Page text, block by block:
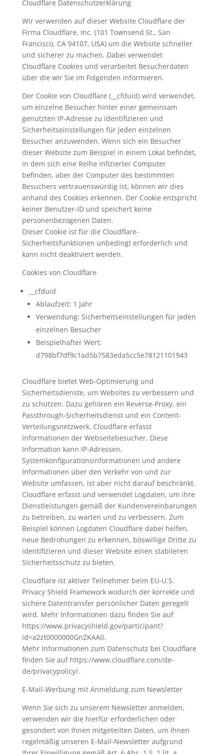
Cloudflare Datenschutzerklärung
Wir verwenden auf dieser Website Cloudflare der
Firma Cloudflare, Inc. (101 Townsend St., San
Francisco, CA 94107, USA) um die Website schneller
und sicherer zu machen. Dabei verwendet
Cloudflare Cookies und verarbeitet Besucherdaten
über die wir Sie im Folgenden informieren.
Der Cookie von Cloudflare (__cfduid) wird verwendet,
um einzelne Besucher hinter einer gemeinsam
genutzten IP-Adresse zu identifizieren und
Sicherheitseinstellungen für jeden einzelnen
Besucher anzuwenden. Wenn sich ein Besucher
dieser Website zum Beispiel in einem Lokal befindet,
in dem sich eine Reihe infizierter Computer
befinden, aber der Computer des bestimmten
Besuchers vertrauenswürdig ist, können wir dies
anhand des Cookies erkennen. Der Cookie entspricht
keiner Benutzer-ID und speichert keine
personenbezogenen Daten.
Dieser Cookie ist für die Cloudflare-
Sicherheitsfunktionen unbedingt erforderlich und
kann nicht deaktiviert werden.
Cookies von Cloudflare
__cfduid
Ablaufzeit: 1 Jahr
Verwendung: Sicherheitseinstellungen für jeden
einzelnen Besucher
Beispielhafter Wert:
d798bf7df9c1ad5b7583eda5cc5e78121101943
Cloudflare bietet Web-Optimierung und
Sicherheitsdienste, um Websites zu verbessern und
zu schützen. Dazu gehören ein Reverse-Proxy, ein
Passthrough-Sicherheitsdienst und ein Content-
Verteilungsnetzwerk. Cloudflare erfasst
Informationen der Webseitebesucher. Diese
Information kann IP-Adressen,
Systemkonfigurationsinformationen und andere
Informationen über den Verkehr von und zur
Website umfassen, ist aber nicht darauf beschränkt.
Cloudflare erfasst und verwendet Logdaten, um ihre
Dienstleistungen gemäß der Kundenvereinbarungen
zu betreiben, zu warten und zu verbessern. Zum
Beispiel können Logdaten Cloudflare dabei helfen,
neue Bedrohungen zu erkennen, böswillige Dritte zu
identifizieren und dieser Website einen stabileren
Sicherheitsschutz zu bieten.
Cloudflare ist aktiver Teilnehmer beim EU-U.S.
Privacy Shield Framework wodurch der korrekte und
sichere Datentransfer persönlicher Daten geregelt
wird. Mehr Informationen dazu finden Sie auf
https://www.privacyshield.gov/participant?
id=a2zt0000000GnZKAA0.
Mehr Informationen zum Datenschutz bei Cloudflare
finden Sie auf https://www.cloudflare.com/de-
de/privacypolicy/.
E-Mail-Werbung mit Anmeldung zum Newsletter
Wenn Sie sich zu unserem Newsletter anmelden,
verwenden wir die hierfür erforderlichen oder
gesondert von Ihnen mitgeteilten Daten, um Ihnen
regelmäßig unseren E-Mail-Newsletter aufgrund